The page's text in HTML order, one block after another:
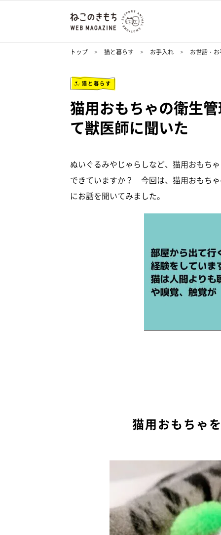
トップ 猫と暮らす お手入れ お世話・
猫と暮らす
猫用おもちゃの衛生
て獣医師に聞いた
ぬいぐるみやじゃらしなど、猫用おもち
できていますか？ 今回は、猫用おもち
にお話を聞いてみました。
猫用おもちゃ